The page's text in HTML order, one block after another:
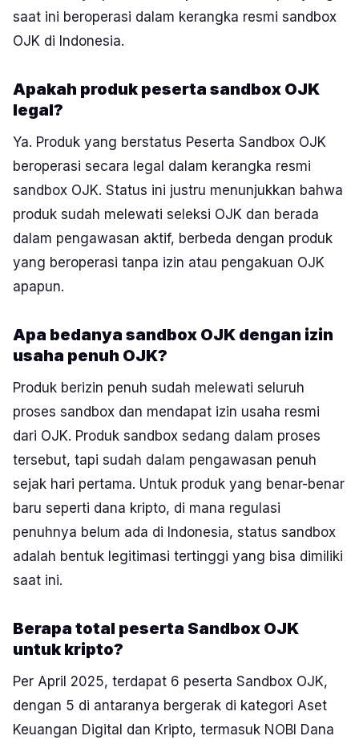
saat ini beroperasi dalam kerangka resmi sandbox
OJK di Indonesia.
Apakah produk peserta sandbox OJK
legal?
Ya. Produk yang berstatus Peserta Sandbox OJK
beroperasi secara legal dalam kerangka resmi
sandbox OJK. Status ini justru menunjukkan bahwa
produk sudah melewati seleksi OJK dan berada
dalam pengawasan aktif, berbeda dengan produk
yang beroperasi tanpa izin atau pengakuan OJK
apapun.
Apa bedanya sandbox OJK dengan izin
usaha penuh OJK?
Produk berizin penuh sudah melewati seluruh
proses sandbox dan mendapat izin usaha resmi
dari OJK. Produk sandbox sedang dalam proses
tersebut, tapi sudah dalam pengawasan penuh
sejak hari pertama. Untuk produk yang benar-benar
baru seperti dana kripto, di mana regulasi
penuhnya belum ada di Indonesia, status sandbox
adalah bentuk legitimasi tertinggi yang bisa dimiliki
saat ini.
Berapa total peserta Sandbox OJK
untuk kripto?
Per April 2025, terdapat 6 peserta Sandbox OJK,
dengan 5 di antaranya bergerak di kategori Aset
Keuangan Digital dan Kripto, termasuk NOBI Dana